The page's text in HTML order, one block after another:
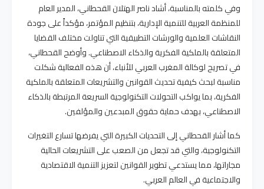
وفي كلمته بالمناسبة، أشاد ناصر الهتلان القحطاني، المدير العام
للمنظمة العربية للتنمية الإدارية، بتنظيم المؤتمر، مؤكداً على جودة
النقاشات العلمية والورشات التطبيقية التي تناولت مختلف القضايا
المتعلقة بالملكية الفكرية والذكاء الاصطناعي. وأوضح القحطاني،
في تصريح لوكالة المغرب العربي للأنباء، أن هذه الفعالية شكلت
مناسبة لبحث كيفية تحديث القوانين والتشريعات المتعلقة بالملكية
الفكرية، بما يواكب التحولات التكنولوجية السريعة المرتبطة بالذكاء
الاصطناعي، بهدف حماية حقوق المبدعين والمؤلفين.
كما أشار القحطاني إلى التحديات الكبيرة التي يفرضها تسارع التغيرات
التكنولوجية، والتي قد تجعل من الصعب على التشريعات الحالية
مجاراتها، مما يستدعي تطوير القوانين لتعزيز التنمية الاقتصادية
والاجتماعية في العالم العربي.